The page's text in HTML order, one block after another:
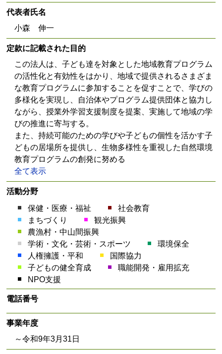
代表者氏名
小森 伸一
定款に記載された目的
この法人は、子ども達を対象とした地域教育プログラム
の活性化と有効性をはかり、地域で提供されるさまざま
な教育プログラムに参加することを促すことで、学びの
多様化を実現し、自治体やプログラム提供団体と協力し
ながら、授業外学習支援制度を提案、実施して地域の学
びの推進に寄与する。
また、持続可能のための学びや子どもの個性を活かす子
どもの居場所を提供し、生物多様性を重視した自然環境
教育プログラムの創発に努める
全て表示
活動分野
保健・医療・福祉
社会教育
まちづくり
観光振興
農漁村・中山間振興
学術・文化・芸術・スポーツ
環境保全
人権擁護・平和
国際協力
子どもの健全育成
職能開発・雇用拡充
NPO支援
電話番号
事業年度
～令和9年3月31日